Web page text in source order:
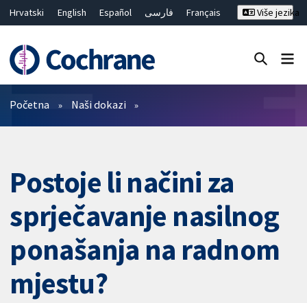
Hrvatski English Español فارسی
Français
繁體中文
简体中文
Više jezika
Prečistači
Početna Naši dokazi
Postoje li načini za
sprječavanje nasilnog
ponašanja na radnom
mjestu?